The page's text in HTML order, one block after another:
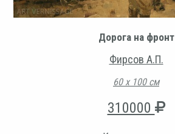
Дорога на фронт
Фирсов А.П.
60 х 100 см
310000